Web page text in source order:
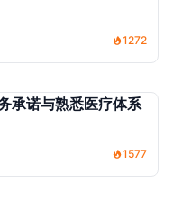
1272
承诺与熟悉医疗体系
1577